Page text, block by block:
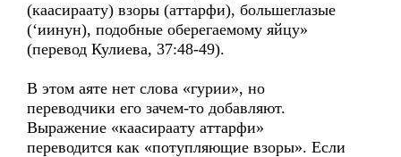
(каасираату) взоры (аттарфи), большеглазые
(‘иинун), подобные оберегаемому яйцу»
(перевод Кулиева, 37:48-49).
В этом аяте нет слова «гурии», но
переводчики его зачем-то добавляют.
Выражение «каасираату аттарфи»
переводится как «потупляющие взоры». Если